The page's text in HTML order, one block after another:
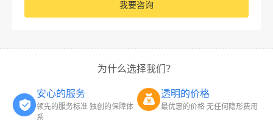
我要咨询
为什么选择我们？
安心的服务
领先的服务标准 独创的保障体
系
透明的价格
最优惠的价格 无任何隐形费用